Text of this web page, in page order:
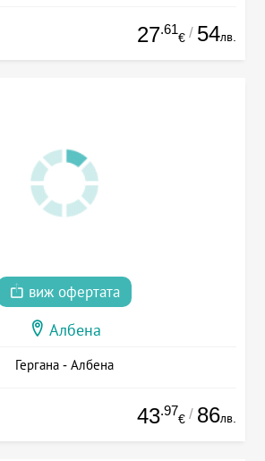
27.61
€ / 54лв.
виж офертата
Албена
Гергана - Албена
43.97
€ / 86лв.